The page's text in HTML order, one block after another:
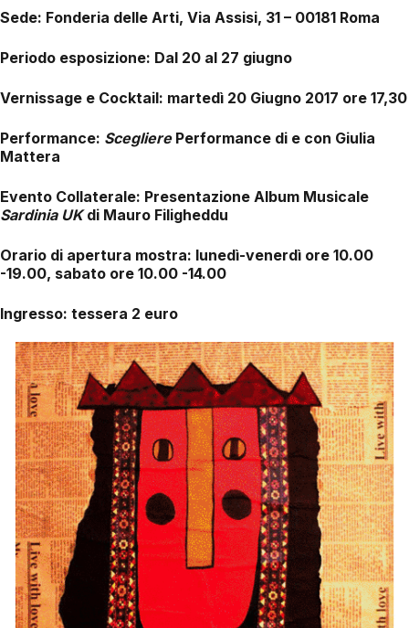
Sede: Fonderia delle Arti, Via Assisi, 31 – 00181 Roma
Periodo esposizione: Dal 20 al 27 giugno
Vernissage e Cocktail: martedì 20 Giugno 2017 ore 17,30
Performance: SceglierePerformance di e con Giulia
Mattera
Evento Collaterale: Presentazione Album Musicale
Sardinia UKdi Mauro Filigheddu
Orario di apertura mostra: lunedì-venerdì ore 10.00
-19.00, sabato ore 10.00 -14.00
Ingresso: tessera 2 euro